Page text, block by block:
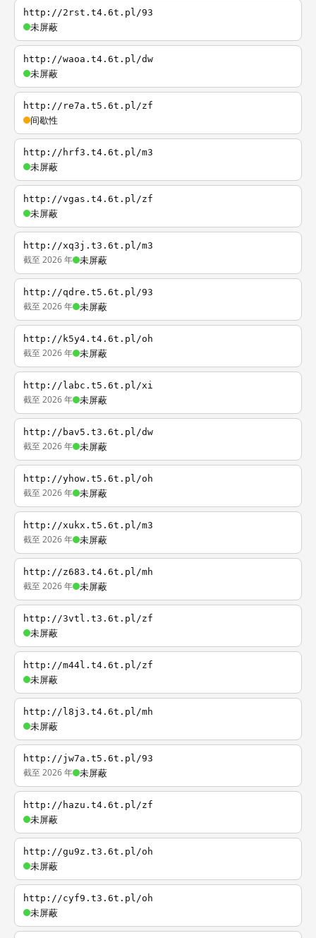
http://2rst.t4.6t.pl/93
未屏蔽
http://waoa.t4.6t.pl/dw
未屏蔽
http://re7a.t5.6t.pl/zf
间歇性
http://hrf3.t4.6t.pl/m3
未屏蔽
http://vgas.t4.6t.pl/zf
未屏蔽
http://xq3j.t3.6t.pl/m3
截至 2026 年 未屏蔽
http://qdre.t5.6t.pl/93
截至 2026 年 未屏蔽
http://k5y4.t4.6t.pl/oh
截至 2026 年 未屏蔽
http://labc.t5.6t.pl/xi
截至 2026 年 未屏蔽
http://bav5.t3.6t.pl/dw
截至 2026 年 未屏蔽
http://yhow.t5.6t.pl/oh
截至 2026 年 未屏蔽
http://xukx.t5.6t.pl/m3
截至 2026 年 未屏蔽
http://z683.t4.6t.pl/mh
截至 2026 年 未屏蔽
http://3vtl.t3.6t.pl/zf
未屏蔽
http://m44l.t4.6t.pl/zf
未屏蔽
http://l8j3.t4.6t.pl/mh
未屏蔽
http://jw7a.t5.6t.pl/93
截至 2026 年 未屏蔽
http://hazu.t4.6t.pl/zf
未屏蔽
http://gu9z.t3.6t.pl/oh
未屏蔽
http://cyf9.t3.6t.pl/oh
未屏蔽